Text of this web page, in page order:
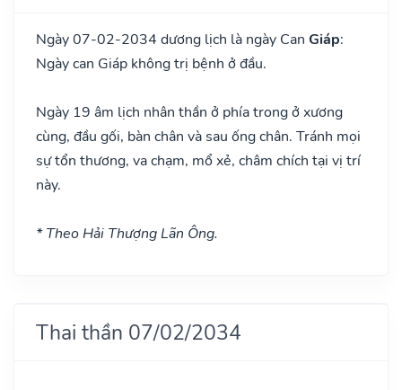
Ngày 07-02-2034 dương lịch là ngày Can Giáp:
Ngày can Giáp không trị bệnh ở đầu.
Ngày 19 âm lịch nhân thần ở phía trong ở xương
cùng, đầu gối, bàn chân và sau ống chân. Tránh mọi
sự tổn thương, va chạm, mổ xẻ, châm chích tại vị trí
này.
* Theo Hải Thượng Lãn Ông.
Thai thần 07/02/2034